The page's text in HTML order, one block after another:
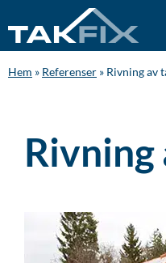
Hem » Referenser » Rivning av